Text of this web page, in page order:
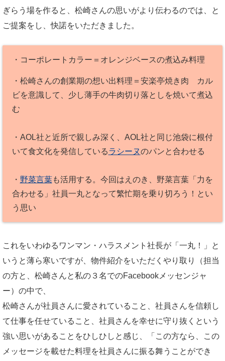
ぎらう場を作ると、松崎さんの思いがより伝わるのでは、と
ご提案をし、快諾をいただきました。
・コーポレートカラー＝オレンジベースの煮込み料理
・松崎さんの創業期の想い出料理＝安楽亭焼き肉 カル
ビを意識して、少し薄手の牛肉切り落としを焼いて煮込
む
・AOL社と近所で親しみ深く、AOL社と同じ池袋に根付
いて食文化を発信しているラシーヌのパンと合わせる
・ 野菜言葉も活用する。今回はえのき、野菜言葉「力を
合わせる」社員一丸となって繁忙期を乗り切ろう！とい
う思い
これをいわゆるワンマン・ハラスメント社長が「一丸！」と
いうと薄ら寒いですが、物件紹介をいただくやり取り（担当
の方と、松崎さんと私の３名でのFacebookメッセンジャ
ー）の中で、
松崎さんが社員さんに愛されていること、社員さんを信頼し
て仕事を任せていること、社員さんを幸せに守り抜くという
強い思いがあることをひしひしと感じ、「この方なら、この
メッセージを載せた料理を社員さんに振る舞うことができ